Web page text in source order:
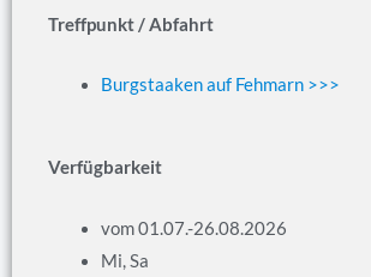
Treffpunkt / Abfahrt
Burgstaaken auf Fehmarn >>>
Verfügbarkeit
vom 01.07.-26.08.2026
Mi, Sa